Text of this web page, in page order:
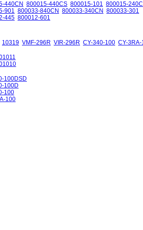
440CN 800015-440CS 800015-101 800015-
901 800033-840CN 800033-340CN 800033-301
445 800012-601
10319 VMF-296R VIR-296R CY-340-100 CY-
100DSD
100D
100
100